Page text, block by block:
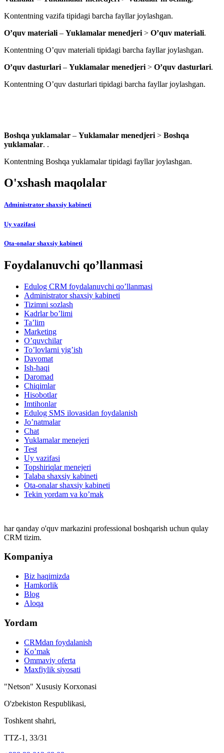
Kontentning vazifa tipidagi barcha fayllar joylashgan.
O’quv materiali – Yuklamalar menedjeri > O’quv materiali.
Kontentning O’quv materiali tipidagi barcha fayllar joylashgan.
O’quv dasturlari – Yuklamalar menedjeri > O’quv dasturlari.
Kontentning O’quv dasturlari tipidagi barcha fayllar joylashgan.
Boshqa yuklamalar – Yuklamalar menedjeri > Boshqa
yuklamalar. .
Kontentning Boshqa yuklamalar tipidagi fayllar joylashgan.
O'xshash maqolalar
Administrator shaxsiy kabineti
Uy vazifasi
Ota-onalar shaxsiy kabineti
Foydalanuvchi qo’llanmasi
Edulog CRM foydalanuvchi qo’llanmasi
Administrator shaxsiy kabineti
Tizimni sozlash
Kadrlar bo’limi
Ta’lim
Marketing
O’quvchilar
To’lovlarni yig’ish
Davomat
Ish-haqi
Daromad
Chiqimlar
Hisobotlar
Imtihonlar
Edulog SMS ilovasidan foydalanish
Jo’natmalar
Chat
Yuklamalar menejeri
Test
Uy vazifasi
Тоpshiriqlar menejeri
Talaba shaxsiy kabineti
Ota-onalar shaxsiy kabineti
Tekin yordam va ko’mak
har qanday o'quv markazini professional boshqarish uchun qulay
CRM tizim.
Kompaniya
Biz haqimizda
Hamkorlik
Blog
Aloqa
Yordam
CRMdan foydalanish
Ko’mak
Ommaviy oferta
Maxfiylik siyosati
"Netson" Xususiy Korxonasi
O'zbekiston Respublikasi,
Toshkent shahri,
TTZ-1, 33/31